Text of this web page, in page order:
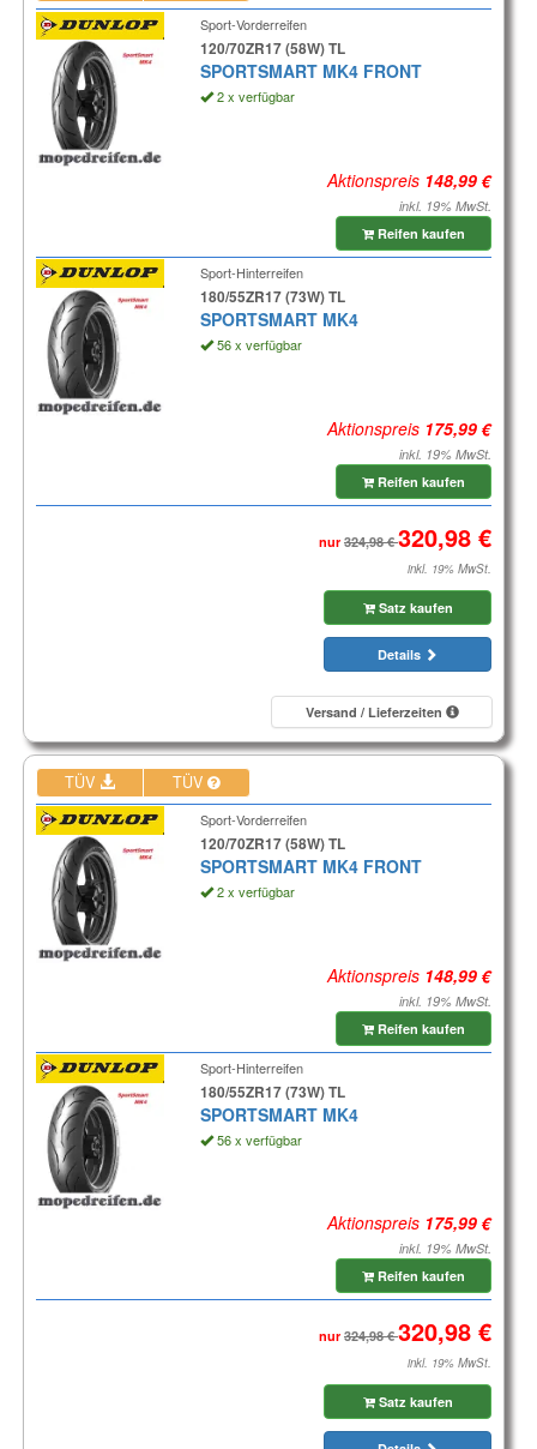
Sport-Vorderreifen
120/70ZR17 (58W) TL
SPORTSMART MK4 FRONT
2 x verfügbar
Aktionspreis
inkl. 19% MwSt.
Reifen kaufen
Sport-Hinterreifen
180/55ZR17 (73W) TL
SPORTSMART MK4
56 x verfügbar
Aktionspreis
inkl. 19% MwSt.
Reifen kaufen
nur
inkl. 19% MwSt.
Satz kaufen
Details
Versand / Lieferzeiten
TÜV TÜV
Sport-Vorderreifen
120/70ZR17 (58W) TL
SPORTSMART MK4 FRONT
2 x verfügbar
Aktionspreis
inkl. 19% MwSt.
Reifen kaufen
Sport-Hinterreifen
180/55ZR17 (73W) TL
SPORTSMART MK4
56 x verfügbar
Aktionspreis
inkl. 19% MwSt.
Reifen kaufen
nur
inkl. 19% MwSt.
Satz kaufen